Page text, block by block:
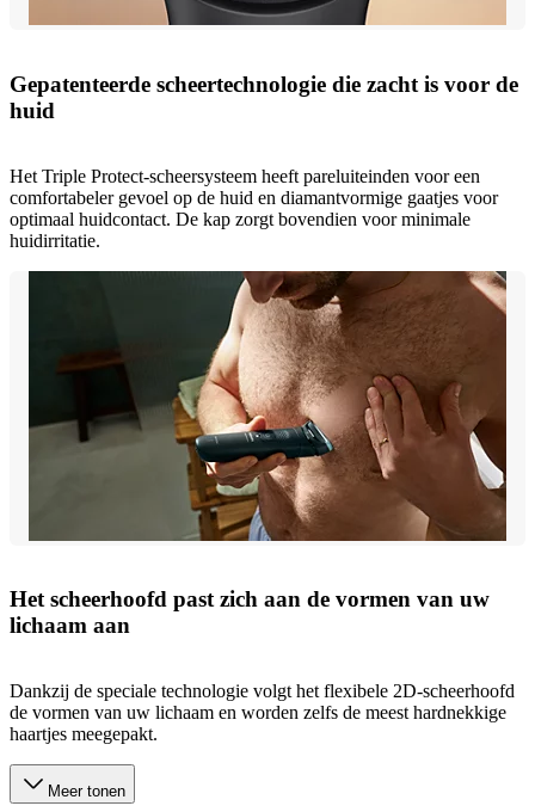
Gepatenteerde scheertechnologie die zacht is voor de
huid
Het Triple Protect-scheersysteem heeft pareluiteinden voor een
comfortabeler gevoel op de huid en diamantvormige gaatjes voor
optimaal huidcontact. De kap zorgt bovendien voor minimale
huidirritatie.
Het scheerhoofd past zich aan de vormen van uw
lichaam aan
Dankzij de speciale technologie volgt het flexibele 2D-scheerhoofd
de vormen van uw lichaam en worden zelfs de meest hardnekkige
haartjes meegepakt.
Meer tonen